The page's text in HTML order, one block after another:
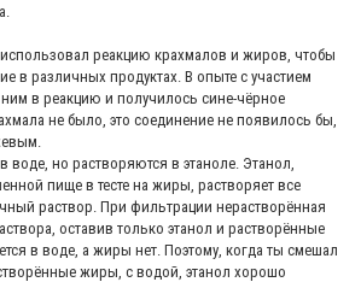
реакцию крахмалов и жиров, чтобы
в различных продуктах. В опыте с участием
в реакцию и получилось сине-чёрное
не было, это соединение не появилось бы,
но растворяются в этаноле. Этанол,
пище в тесте на жиры, растворяет все
раствор. При фильтрации нерастворённая
оставив только этанол и растворённые
в воде, а жиры нет. Поэтому, когда ты смешал
жиры, с водой, этанол хорошо